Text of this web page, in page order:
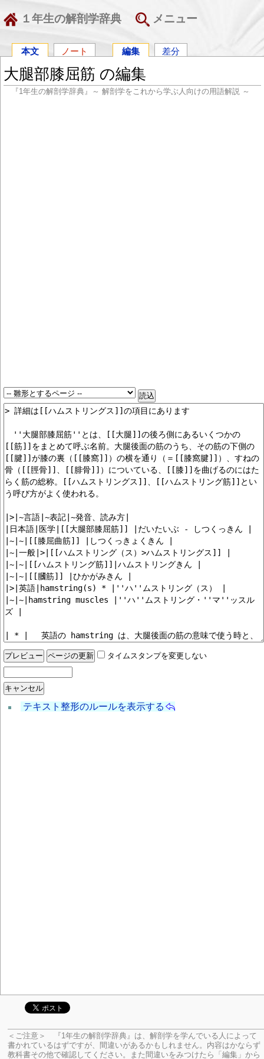
１年生の解剖学辞典 メニュー
本文 ノート 編集 差分
大腿部膝屈筋 の編集
『1年生の解剖学辞典』～ 解剖学をこれから学ぶ人向けの用語解説 ～
タイムスタンプを変更しない
テキスト整形のルールを表示する
＜ご注意＞ 『1年生の解剖学辞典』は、解剖学を学んでいる人によって
書かれているはずですが、間違いがあるかもしれません。内容はかならず
教科書その他で確認してください。
また間違いをみつけたら「編集」から